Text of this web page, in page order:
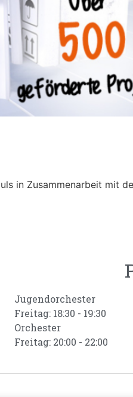
in Zusammenarbeit mit
Jugendorchester
Freitag: 18:30 - 19:30
Orchester
Freitag: 20:00 - 22:00